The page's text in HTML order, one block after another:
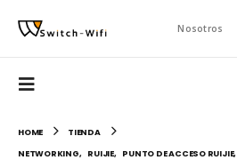
Nosotros
HOME
TIENDA
NETWORKING, RUIJIE, PUNTO DE ACCESO RUIJIE,